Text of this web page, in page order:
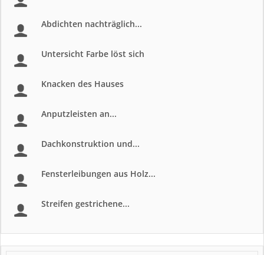
Abdichten nachträglich...
Untersicht Farbe löst sich
Knacken des Hauses
Anputzleisten an...
Dachkonstruktion und...
Fensterleibungen aus Holz...
Streifen gestrichene...